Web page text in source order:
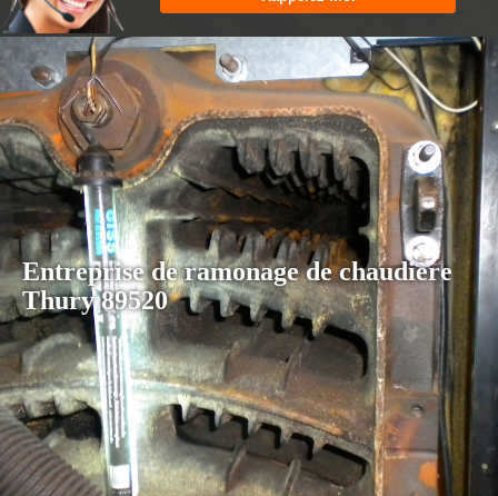
Entreprise de ramonage de chaudière
Thury 89520